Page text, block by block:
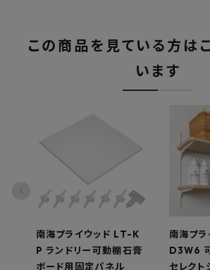
この商品を見ている方は
います
南海プライウッド LT-K
P ランドリー可動棚石膏
ボード用固定パネル
南海プ
D3W6
セレクト